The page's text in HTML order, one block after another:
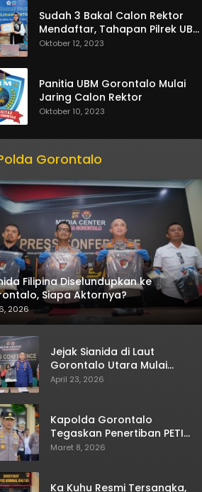
Sudah 3 Bakal Calon Rektor
Mendaftar, Tahapan Pilrek UBM
Gorontalo Makin Seru
Oktober 12, 2023
Panitia UBM Gorontalo Mulai
Jaring Calon Rektor
Oktober 10, 2023
Gorontalo
Filipina Diselundupkan ke
Siapa Aktornya?
2026
Jejak Sianida di Laut
Gorontalo Utara Mulai
Terkuak
April 23, 2026
Kapolda Gorontalo
Tegaskan Penertiban PETI
Terus Berjalan
Maret 8, 2026
Ka Kuhu Resmi Tersangka,